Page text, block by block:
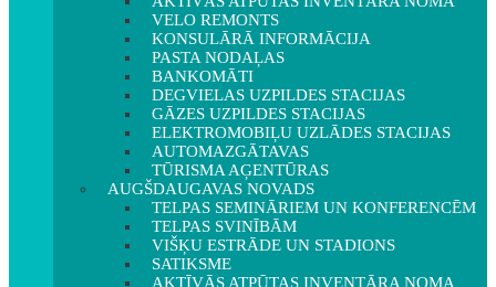
VELO REMONTS
KONSULĀRĀ INFORMĀCIJA
PASTA NODAĻAS
BANKOMĀTI
DEGVIELAS UZPILDES STACIJAS
GĀZES UZPILDES STACIJAS
ELEKTROMOBIĻU UZLĀDES STACIJAS
AUTOMAZGĀTAVAS
TŪRISMA AĢENTŪRAS
AUGŠDAUGAVAS NOVADS
TELPAS SEMINĀRIEM UN KONFERENCĒM
TELPAS SVINĪBĀM
VIŠĶU ESTRĀDE UN STADIONS
SATIKSME
AKTĪVĀS ATPŪTAS INVENTĀRA NOMA